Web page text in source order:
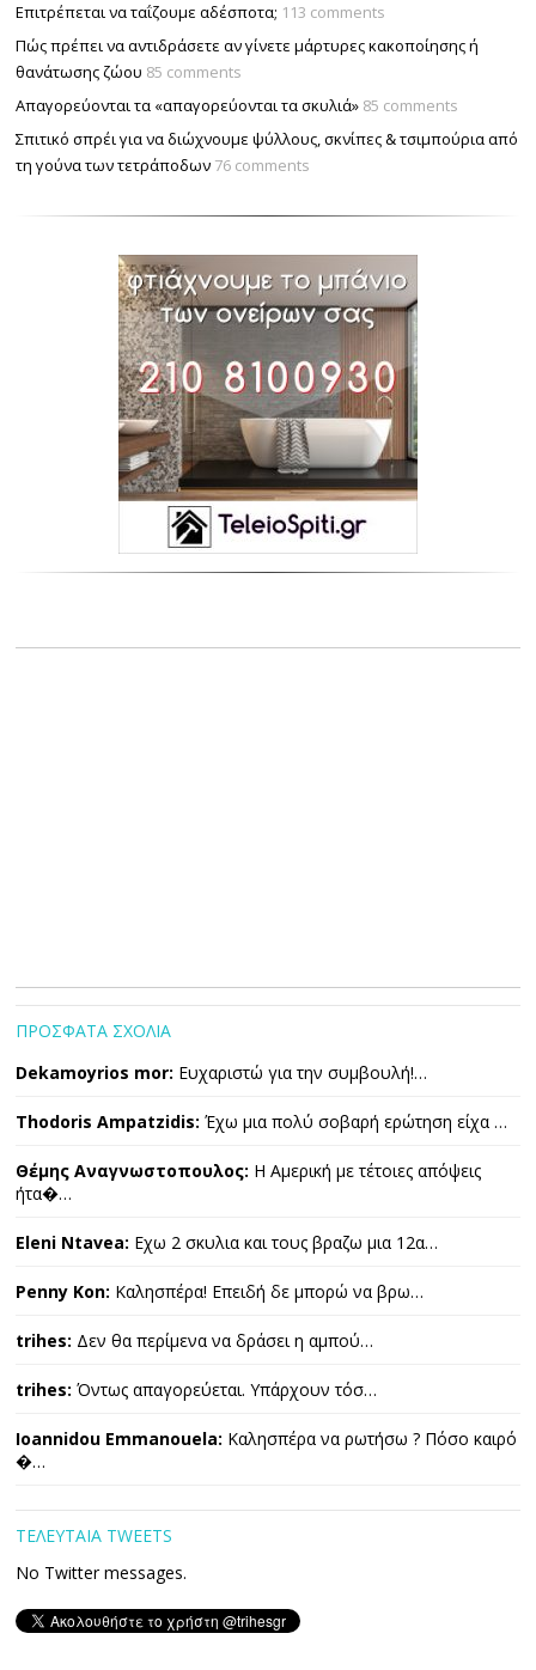
Επιτρέπεται να ταΐζουµε αδέσποτα; 113 comments
Πώς πρέπει να αντιδράσετε αν γίνετε μάρτυρες κακοποίησης ή
θανάτωσης ζώου 85 comments
Απαγορεύονται τα «απαγορεύονται τα σκυλιά» 85 comments
Σπιτικό σπρέι για να διώχνουμε ψύλλους, σκνίπες & τσιμπούρια από
τη γούνα των τετράποδων 76 comments
ΠΡΟΣΦΑΤΑ ΣΧΟΛΙΑ
Dekamoyrios mor: Ευχαριστώ για την συμβουλή!…
Thodoris Ampatzidis: Έχω μια πολύ σοβαρή ερώτηση είχα …
Θέμης Αναγνωστοπουλος: Η Αμερική με τέτοιες απόψεις
ήτα�…
Eleni Ntavea: Εχω 2 σκυλια και τους βραζω μια 12α…
Penny Kon: Καλησπέρα! Επειδή δε μπορώ να βρω…
trihes: Δεν θα περίμενα να δράσει η αμπού…
trihes: Όντως απαγορεύεται. Υπάρχουν τόσ…
Ioannidou Emmanouela: Καλησπέρα να ρωτήσω ? Πόσο καιρό
�…
ΤΕΛΕΥΤΑΙΑ TWEETS
No Twitter messages.